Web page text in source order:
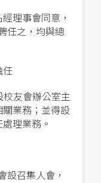
理事會同意，
任之，均與總
任
友會辦公室主
業務；並得設
理業務。
設召集人會，